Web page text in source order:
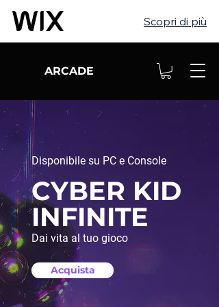
Scopri di più